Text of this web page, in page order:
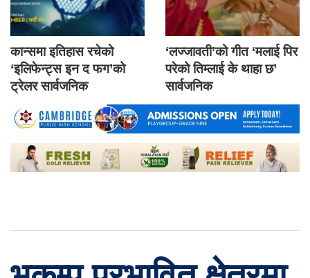
कान्समा इतिहास रचेको
‘इलिफेन्ट्स इन द फग’को
ट्रेलर सार्वजनिक
‘लज्जावती’को गीत ‘मलाई पिर
परेको तिम्लाई के थाहा छ’
सार्वजनिक